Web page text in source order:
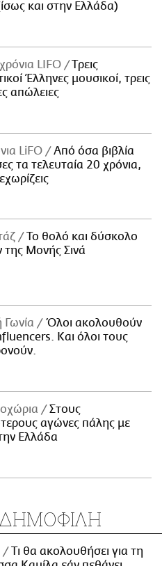
και στην Ελλάδα)
χρόνια LIFO
Tρεις
Έλληνες μουσικοί, τρεις
απώλειες
LiFO
Από όσα βιβλία
τα τελευταία 20 χρόνια,
Το θολό και δύσκολο
της Μονής Σινά
Γωνία
Όλοι ακολουθούν
Και όλοι τους
Στους
αγώνες πάλης με
Ελλάδα
ΔΗΜΟΦΙΛΗ
Τι θα ακολουθήσει για τη